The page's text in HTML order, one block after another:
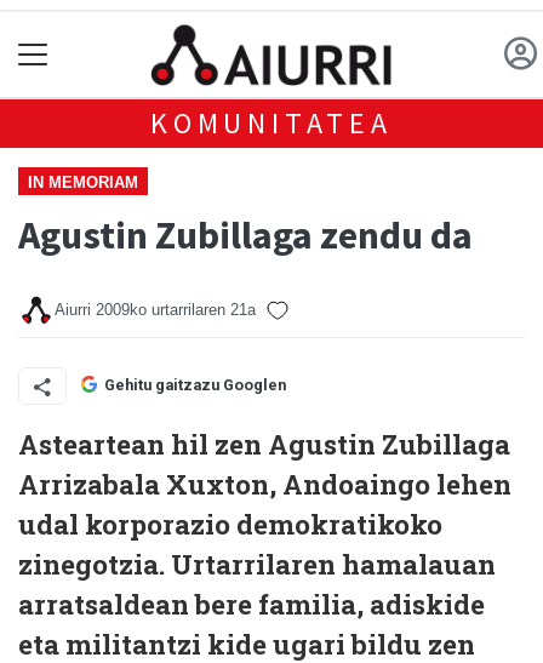
KOMUNITATEA
IN MEMORIAM
Agustin Zubillaga zendu da
Aiurri 2009ko urtarrilaren 21a
Gehitu gaitzazu Googlen
Asteartean hil zen Agustin Zubillaga
Arrizabala Xuxton, Andoaingo lehen
udal korporazio demokratikoko
zinegotzia. Urtarrilaren hamalauan
arratsaldean bere familia, adiskide
eta militantzi kide ugari bildu zen